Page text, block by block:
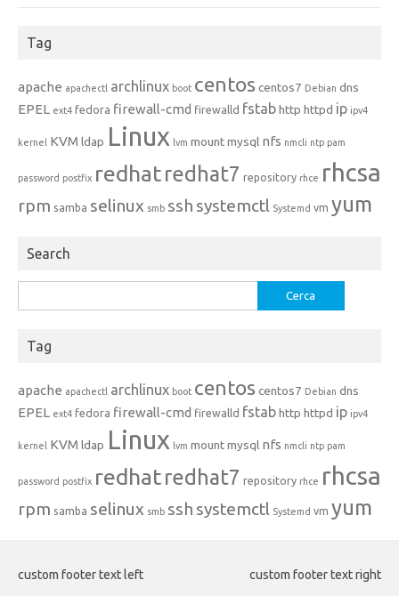
Tag
apache apachectl archlinux boot centoscentos7 Debian dns
EPEL ext4 fedora firewall-cmd firewalld fstabhttp httpd ip ipv4
kernel KVM ldap Linux lvm mountmysql nfs nmcli ntp pam
password postfix redhatredhat7 repository rhce rhcsa
rpm samba selinux smb ssh systemctl Systemd vm yum
Search
per:
Tag
apache apachectl archlinux boot centoscentos7 Debian dns
EPEL ext4 fedora firewall-cmd firewalld fstabhttp httpd ip ipv4
kernel KVM ldap Linux lvm mountmysql nfs nmcli ntp pam
password postfix redhatredhat7 repository rhce rhcsa
rpm samba selinux smb ssh systemctl Systemd vm yum
custom footer text left custom footer text right